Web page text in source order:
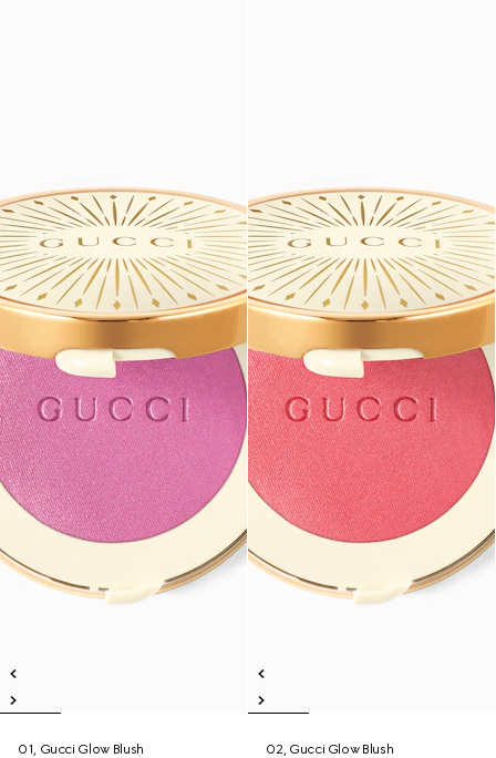
01, Gucci Glow Blush
02, Gucci Glow Blush